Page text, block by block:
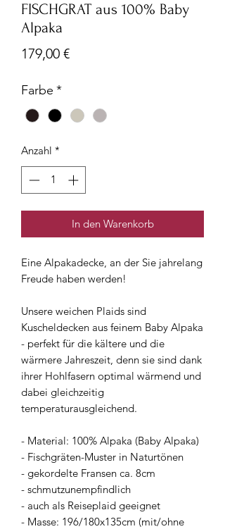
FISCHGRAT aus 100% Baby
Alpaka
179,00 €Preis
Farbe *
Anzahl *
In den Warenkorb
Eine Alpakadecke, an der Sie jahrelang
Freude haben werden!
Unsere weichen Plaids sind
Kuscheldecken aus feinem Baby Alpaka
- perfekt für die kältere und die
wärmere Jahreszeit, denn sie sind dank
ihrer Hohlfasern optimal wärmend und
dabei gleichzeitig
temperaturausgleichend.
- Material: 100% Alpaka (Baby Alpaka)
- Fischgräten-Muster in Naturtönen
- gekordelte Fransen ca. 8cm
- schmutzunempfindlich
- auch als Reiseplaid geeignet
- Masse: 196/180x135cm (mit/ohne